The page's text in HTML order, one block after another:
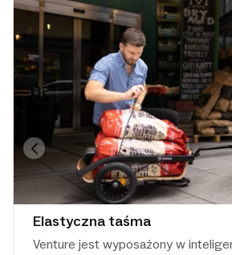
Elastyczna taśma
Venture jest wyposażony w